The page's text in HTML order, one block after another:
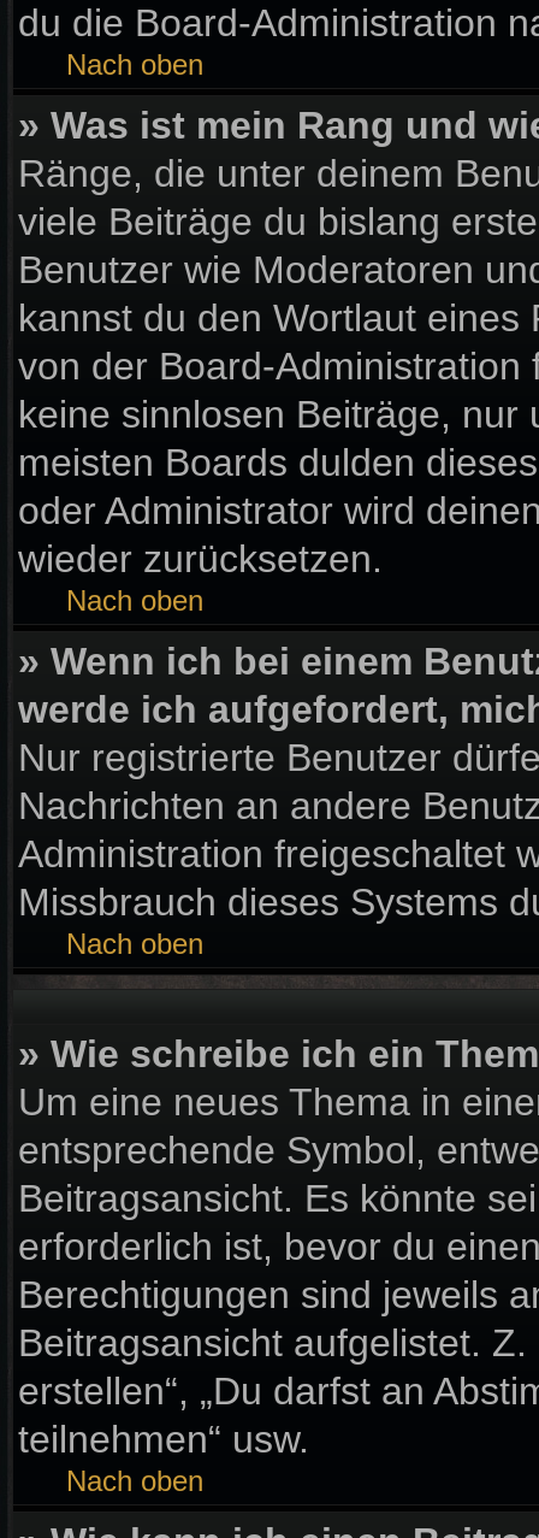
du die Board-Administration
Nach oben
» Was ist mein Rang und
Ränge, die unter deinem
viele Beiträge du bislang
Benutzer wie Moderatoren
kannst du den Wortlaut
von der Board-
keine sinnlosen Beiträge,
meisten Boards dulden
oder Administrator wird
wieder zurücksetzen.
Nach oben
» Wenn ich bei einem
werde ich aufgefordert,
Nur registrierte Benutzer
Nachrichten an andere
Administration freigeschaltet
Missbrauch dieses Systems
Nach oben
» Wie schreibe ich ein
Um eine neues Thema in
entsprechende Symbol,
Beitragsansicht. Es könnte
erforderlich ist, bevor du
Berechtigungen sind jeweils
Beitragsansicht aufgelistet.
erstellen“, „Du darfst an
teilnehmen“ usw.
Nach oben